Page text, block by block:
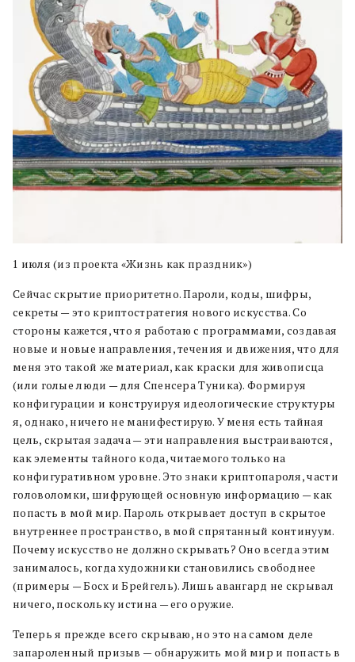
1 июля (из проекта «Жизнь как праздник»)
Сейчас скрытие приоритетно. Пароли, коды, шифры,
секреты — это криптостратегия нового искусства. Со
стороны кажется, что я работаю с программами, создавая
новые и новые направления, течения и движения, что для
меня это такой же материал, как краски для живописца
(или голые люди — для Спенсера Туника). Формируя
конфигурации и конструируя идеологические структуры
я, однако, ничего не манифестирую. У меня есть тайная
цель, скрытая задача — эти направления выстраиваются,
как элементы тайного кода, читаемого только на
конфигуративном уровне. Это знаки криптопароля, части
головоломки, шифрующей основную информацию — как
попасть в мой мир. Пароль открывает доступ в скрытое
внутреннее пространство, в мой спрятанный континуум.
Почему искусство не должно скрывать? Оно всегда этим
занималось, когда художники становились свободнее
(примеры — Босх и Брейгель). Лишь авангард не скрывал
ничего, поскольку истина — его оружие.
Теперь я прежде всего скрываю, но это на самом деле
запароленный призыв — обнаружить мой мир и попасть в